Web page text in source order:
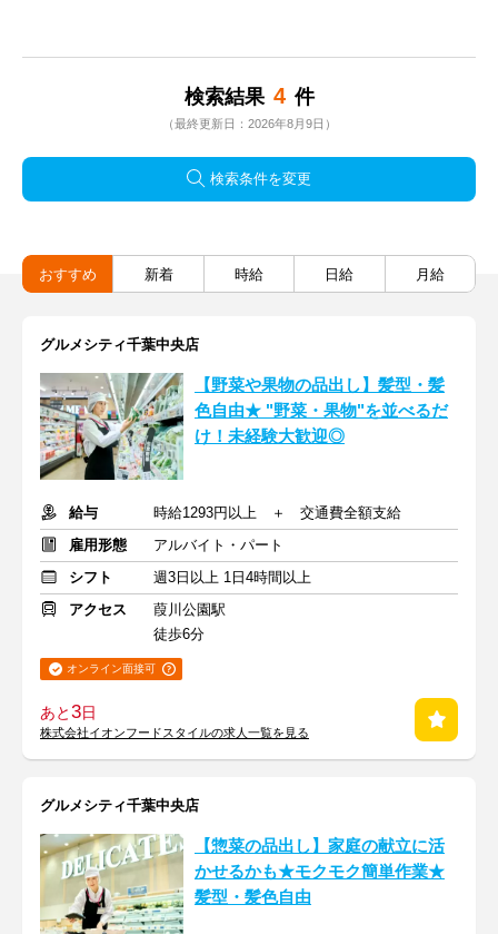
検索結果 4 件
（最終更新日：2026年8月9日）
検索条件を変更
おすすめ 新着 時給 日給 月給
グルメシティ千葉中央店
【野菜や果物の品出し】髪型・髪
色自由★ "野菜・果物"を並べるだ
け！未経験大歓迎◎
給与
時給1293円以上 ＋ 交通費全額支給
雇用形態
アルバイト・パート
シフト
週3日以上 1日4時間以上
アクセス
葭川公園駅
徒歩6分
オンライン面接可
あと3日
株式会社イオンフードスタイルの求人一覧を見る
グルメシティ千葉中央店
【惣菜の品出し】家庭の献立に活
かせるかも★モクモク簡単作業★
髪型・髪色自由